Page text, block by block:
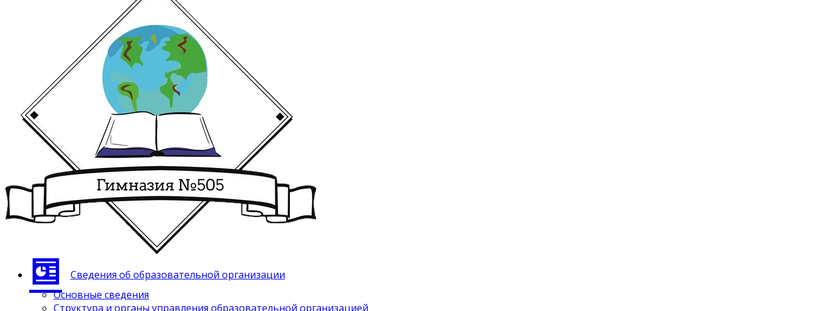
Сведения об образовательной организации
Основные сведения
Структура и органы управления образовательной организацией